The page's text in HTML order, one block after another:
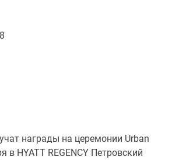
награды на церемонии Urban
в HYATT REGENCY Петровский